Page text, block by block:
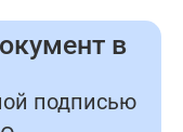
в
подписью